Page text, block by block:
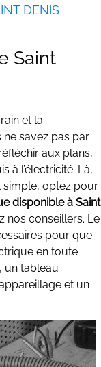
DENIS
Saint
et la
ne savez pas par
aux plans,
à l’électricité. Là,
simple, optez pour
disponible à Saint
nos conseillers. Le
pour que
en toute
un tableau
et un